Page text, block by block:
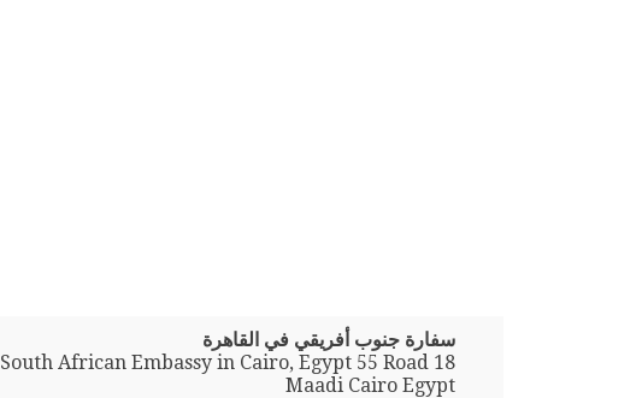
سفارة جنوب أفريقي في القاهرة
South African Embassy in Cairo, Egypt 55 Road 18
Maadi Cairo Egypt